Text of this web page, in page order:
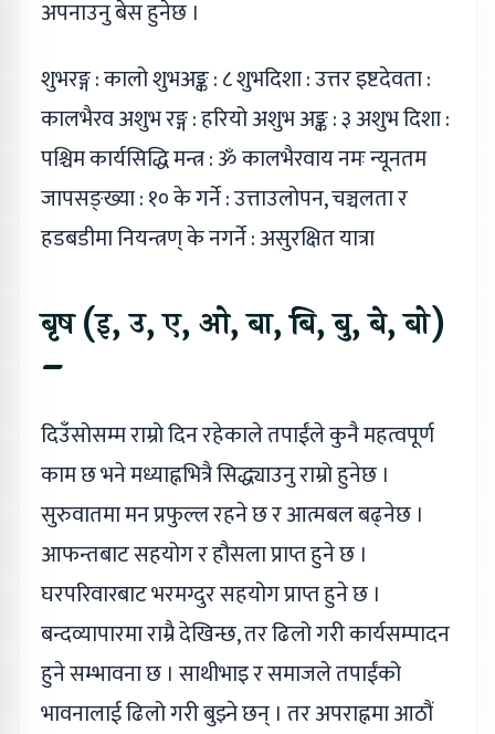
अपनाउनु बेस हुनेछ ।
शुभरङ्ग : कालो शुभअङ्क : ८ शुभदिशा : उत्तर इष्टदेवता :
कालभैरव अशुभ रङ्ग : हरियो अशुभ अङ्क : ३ अशुभ दिशा :
पश्चिम कार्यसिद्धि मन्त्र : ॐ कालभैरवाय नमः न्यूनतम
जापसङ्ख्या : १० के गर्ने : उत्ताउलोपन, चञ्चलता र
हडबडीमा नियन्त्रण् के नगर्ने : असुरक्षित यात्रा
बृष (इ, उ, ए, ओ, बा, बि, बु, बे, बो)
–
दिउँसोसम्म राम्रो दिन रहेकाले तपाईंले कुनै महत्वपूर्ण
काम छ भने मध्याह्नभित्रै सिद्ध्याउनु राम्रो हुनेछ ।
सुरुवातमा मन प्रफुल्ल रहने छ र आत्मबल बढ्नेछ ।
आफन्तबाट सहयोग र हौसला प्राप्त हुने छ ।
घरपरिवारबाट भरमग्दुर सहयोग प्राप्त हुने छ ।
बन्दव्यापारमा राम्रै देखिन्छ, तर ढिलो गरी कार्यसम्पादन
हुने सम्भावना छ । साथीभाइ र समाजले तपाईंको
भावनालाई ढिलो गरी बुझ्ने छन् । तर अपराह्नमा आठौं